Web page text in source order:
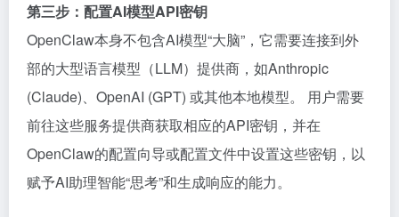
第三步：配置AI模型API密钥
OpenClaw本身不包含AI模型“大脑”，它需要连接到外
部的大型语言模型（LLM）提供商，如Anthropic
(Claude)、OpenAI (GPT) 或其他本地模型。 用户需要
前往这些服务提供商获取相应的API密钥，并在
OpenClaw的配置向导或配置文件中设置这些密钥，以
赋予AI助理智能“思考”和生成响应的能力。